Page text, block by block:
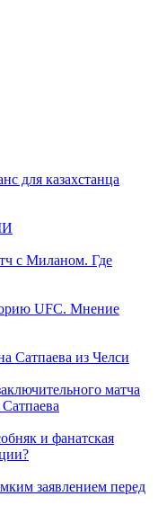
для казахстанца
с Миланом. Где
UFC. Мнение
Сатпаева из Челси
матча
Сатпаева
и фанатская
заявлением перед